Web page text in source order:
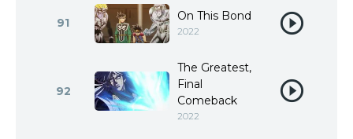
91 On This Bond
2022
92
The Greatest,
Final
Comeback
2022